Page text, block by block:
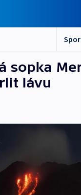
sopka
lávu